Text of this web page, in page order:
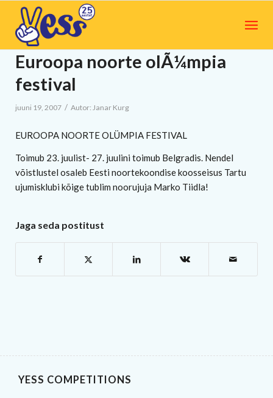
Euroopa noorte olÃ¼mpia
festival
juuni 19, 2007 / Autor: Janar Kurg
EUROOPA NOORTE OLÜMPIA FESTIVAL
Toimub 23. juulist- 27. juulini toimub Belgradis. Nendel
võistlustel osaleb Eesti noortekoondise koosseisus Tartu
ujumisklubi kõige tublim noorujuja Marko Tiidla!
Jaga seda postitust
YESS COMPETITIONS